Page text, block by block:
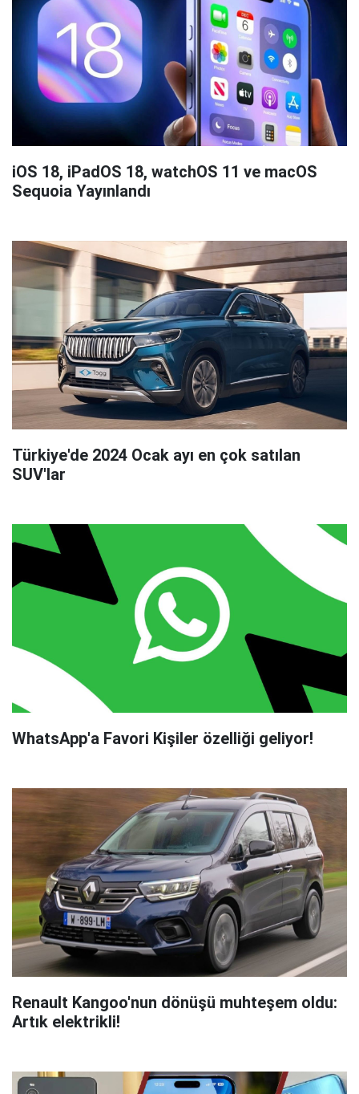
iOS 18, iPadOS 18, watchOS 11 ve macOS
Sequoia Yayınlandı
Türkiye'de 2024 Ocak ayı en çok satılan
SUV'lar
WhatsApp'a Favori Kişiler özelliği geliyor!
Renault Kangoo'nun dönüşü muhteşem oldu:
Artık elektrikli!